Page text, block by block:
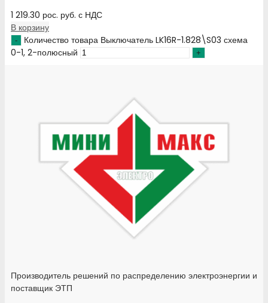
1 219.30 рос. руб. с НДС
В корзину
Количество товара Выключатель LK16R-1.828\S03 схема
0-1, 2-полюсный
Производитель решений по распределению электроэнергии и
поставщик ЭТП